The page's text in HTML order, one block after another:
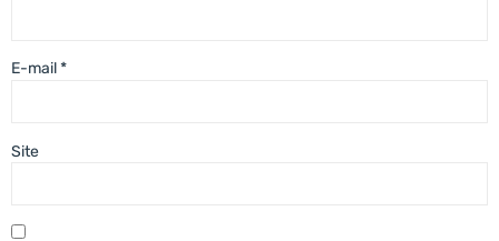
E-mail*
Site